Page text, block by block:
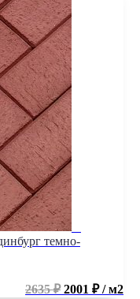
темно-
2635 ₽2001 ₽ / м2